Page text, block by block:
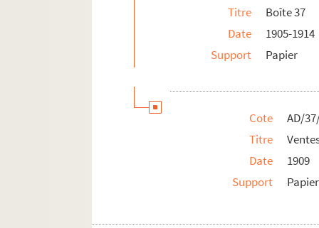
Titre
Boîte 37
Date
1905-1914
Support
Papier
Cote
AD/
Titre
Date
1909
Support
Papier